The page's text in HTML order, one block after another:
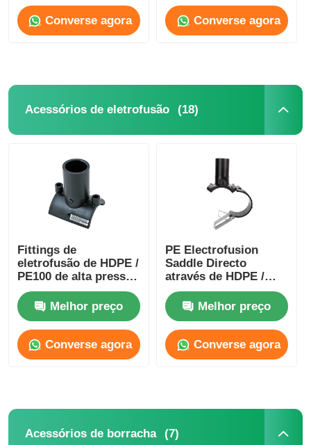
Converse agora Converse agora
Acessórios de eletrofusão (18)
Fittings de
eletrofusão de HDPE /
PE100 de alta pressão
de tubos de plástico
Melhor preço
Converse agora
PE Electrofusion
Saddle Directo
através de HDPE /
PE100 Tubos PN16
PN12.5 PN10 PN8
Melhor preço
Converse agora
Acessórios de borracha (7)